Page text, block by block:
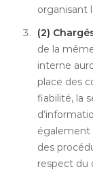
organisant
(2)
de la
interne
place des
fiabilité, la
également
des
respect du